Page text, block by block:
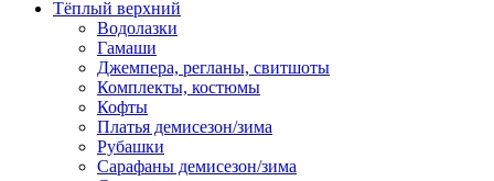
Тёплый верхний
Водолазки
Гамаши
Джемпера, регланы, свитшоты
Комплекты, костюмы
Кофты
Платья демисезон/зима
Рубашки
Сарафаны демисезон/зима